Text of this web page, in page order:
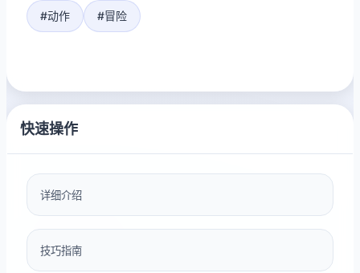
#动作 #冒险
快速操作
详细介绍
技巧指南